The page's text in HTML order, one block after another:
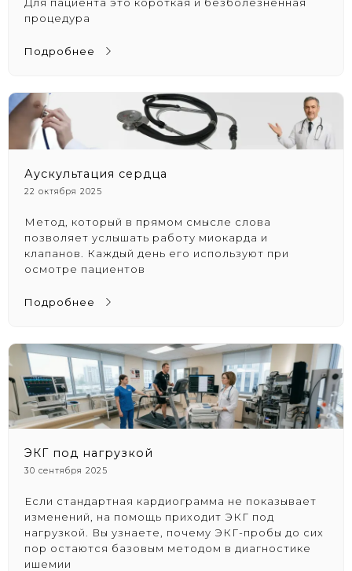
Для пациента это короткая и безболезненная
процедура
Подробнее
Аускультация сердца
22 октября 2025
Метод, который в прямом смысле слова
позволяет услышать работу миокарда и
клапанов. Каждый день его используют при
осмотре пациентов
Подробнее
ЭКГ под нагрузкой
30 сентября 2025
Если стандартная кардиограмма не показывает
изменений, на помощь приходит ЭКГ под
нагрузкой. Вы узнаете, почему ЭКГ-пробы до сих
пор остаются базовым методом в диагностике
ишемии